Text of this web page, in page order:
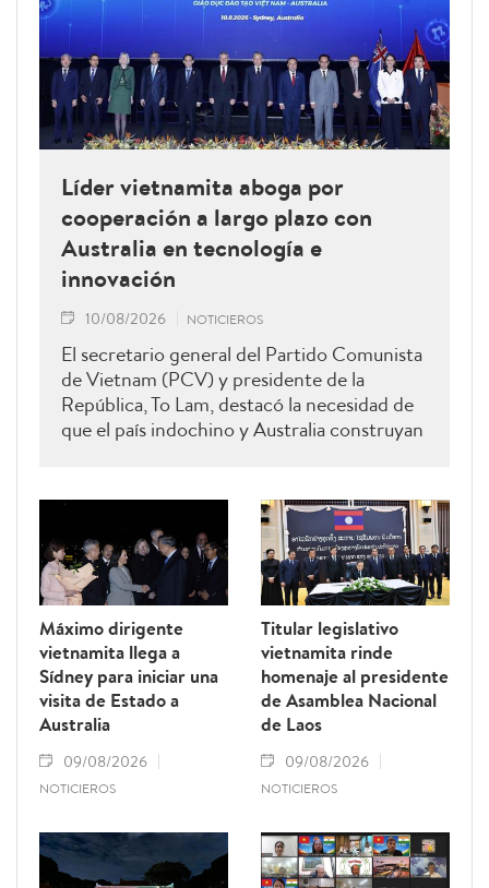
Líder vietnamita aboga por
cooperación a largo plazo con
Australia en tecnología e
innovación
10/08/2026 NOTICIEROS
El secretario general del Partido Comunista
de Vietnam (PCV) y presidente de la
República, To Lam, destacó la necesidad de
que el país indochino y Australia construyan
e innovación, considerándola un nuevo pilar
de la Asociación Estratégica Integral entre
ambas naciones.
Máximo dirigente
vietnamita llega a
Sídney para iniciar una
visita de Estado a
Australia
09/08/2026
NOTICIEROS
Titular legislativo
vietnamita rinde
homenaje al presidente
de Asamblea Nacional
de Laos
09/08/2026
NOTICIEROS